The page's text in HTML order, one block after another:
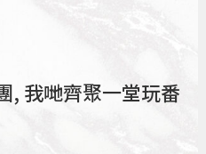
, 我哋齊聚一堂玩番